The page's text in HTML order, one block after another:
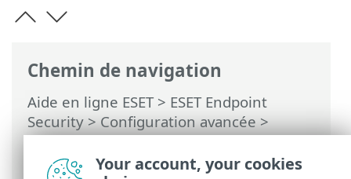
Chemin de navigation
Aide en ligne ESET> ESET Endpoint
Security>Configuration avancée>
Protections>Protection du client de
messagerie> Protection des boîtes aux
Your account, your cookies